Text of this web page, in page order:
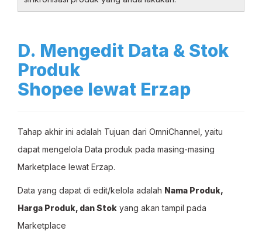
D. Mengedit Data & Stok
Produk
Shopee lewat Erzap
Tahap akhir ini adalah Tujuan dari OmniChannel, yaitu
dapat mengelola Data produk pada masing-masing
Marketplace lewat Erzap.
Data yang dapat di edit/kelola adalah Nama Produk,
Harga Produk, dan Stok yang akan tampil pada
Marketplace